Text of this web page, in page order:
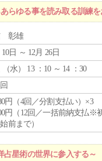
らゆる事を読み取る訓練を
彰雄
10日 ～ 12月 26日
（水） 13 ：10 ～ 14 ：30
円（4回／分割支払い）×3
円（12回／一括前納支払※
前まで）
星術の世界に参入する～